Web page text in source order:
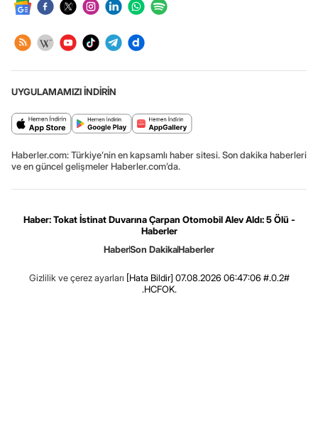
UYGULAMAMIZI İNDİRİN
Haberler.com: Türkiye’nin en kapsamlı haber sitesi. Son dakika haberleri
ve en güncel gelişmeler Haberler.com’da.
Haber: Tokat İstinat Duvarına Çarpan Otomobil Alev Aldı: 5 Ölü -
Haberler
HaberSon DakikaHaberler
Gizlilik ve çerez ayarları [Hata Bildir] 07.08.2026 06:47:06 #.0.2#
.HCFOK.